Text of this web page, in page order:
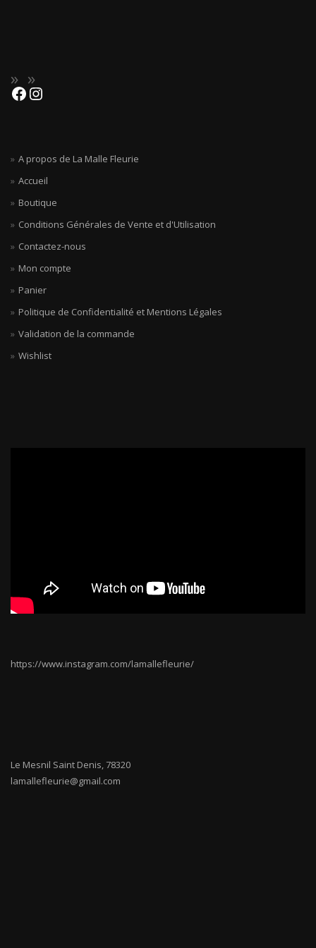
A propos de La Malle Fleurie
Accueil
Boutique
Conditions Générales de Vente et d'Utilisation
Contactez-nous
Mon compte
Panier
Politique de Confidentialité et Mentions Légales
Validation de la commande
Wishlist
https://www.instagram.com/lamallefleurie/
Le Mesnil Saint Denis,78320
lamallefleurie@gmail.com